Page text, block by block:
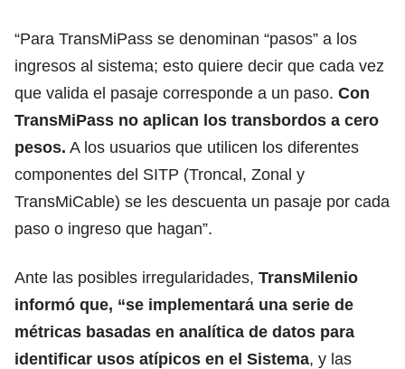
“Para TransMiPass se denominan “pasos” a los
ingresos al sistema; esto quiere decir que cada vez
que valida el pasaje corresponde a un paso. Con
TransMiPass no aplican los transbordos a cero
pesos. A los usuarios que utilicen los diferentes
componentes del SITP (Troncal, Zonal y
TransMiCable) se les descuenta un pasaje por cada
paso o ingreso que hagan”.
Ante las posibles irregularidades, TransMilenio
informó que, “se implementará una serie de
métricas basadas en analítica de datos para
identificar usos atípicos en el Sistema, y las